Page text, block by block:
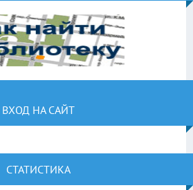
ВХОД НА САЙТ
СТАТИСТИКА